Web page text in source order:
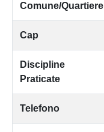
Comune/Quartiere
Cap
Discipline
Praticate
Telefono